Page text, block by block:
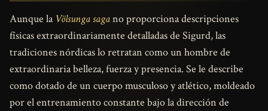
Aunque la Völsunga sagano proporciona descripciones
físicas extraordinariamente detalladas de Sigurd, las
tradiciones nórdicas lo retratan como un hombre de
extraordinaria belleza, fuerza y presencia. Se le describe
como dotado de un cuerpo musculoso y atlético, moldeado
por el entrenamiento constante bajo la dirección de